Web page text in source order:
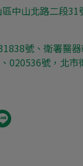
中山北路二段31
號、衛署醫器
020536號，北市